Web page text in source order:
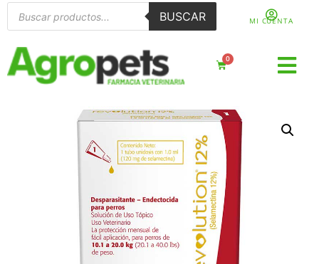
BUSCAR MI CUENTA
0